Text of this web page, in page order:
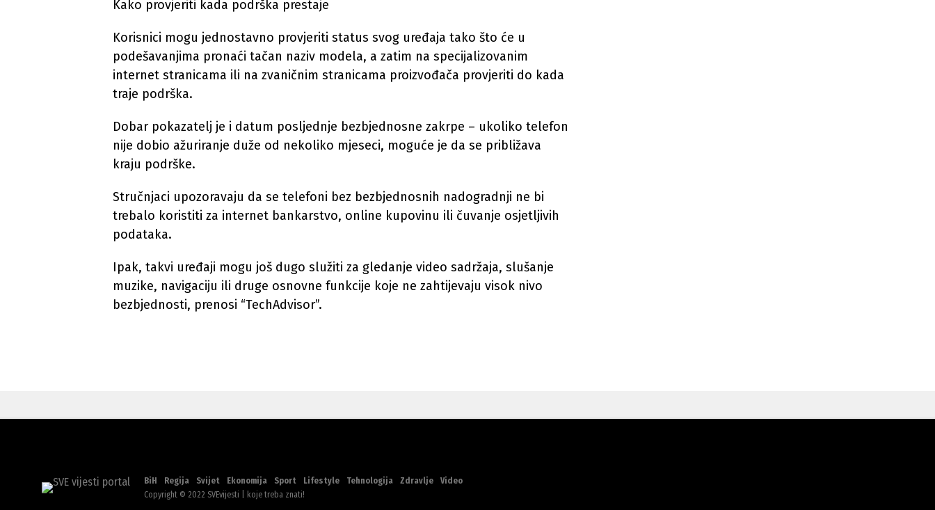
Kako provjeriti kada podrška prestaje
Korisnici mogu jednostavno provjeriti status svog uređaja tako što će u
podešavanjima pronaći tačan naziv modela, a zatim na specijalizovanim
internet stranicama ili na zvaničnim stranicama proizvođača provjeriti do kada
traje podrška.
Dobar pokazatelj je i datum posljednje bezbjednosne zakrpe – ukoliko telefon
nije dobio ažuriranje duže od nekoliko mjeseci, moguće je da se približava
kraju podrške.
Stručnjaci upozoravaju da se telefoni bez bezbjednosnih nadogradnji ne bi
trebalo koristiti za internet bankarstvo, online kupovinu ili čuvanje osjetljivih
podataka.
Ipak, takvi uređaji mogu još dugo služiti za gledanje video sadržaja, slušanje
muzike, navigaciju ili druge osnovne funkcije koje ne zahtijevaju visok nivo
bezbjednosti, prenosi “TechAdvisor”.
BiH Regija Svijet Ekonomija Sport Lifestyle Tehnologija Zdravlje
Video
Copyright © 2022 SVEvijesti | koje treba znati!